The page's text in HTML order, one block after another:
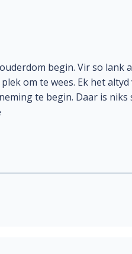
begin. Vir so lank
om te wees. Ek het
te begin. Daar is